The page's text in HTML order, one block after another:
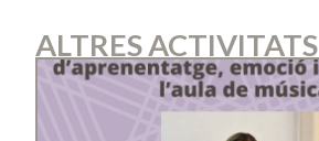
ALTRES ACTIVITATS